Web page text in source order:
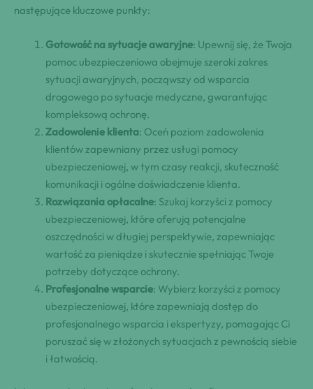
następujące kluczowe punkty:
Gotowość na sytuacje awaryjne: Upewnij się, że Twoja
pomoc ubezpieczeniowa obejmuje szeroki zakres
sytuacji awaryjnych, począwszy od wsparcia
drogowego po sytuacje medyczne, gwarantując
kompleksową ochronę.
Zadowolenie klienta: Oceń poziom zadowolenia
klientów zapewniany przez usługi pomocy
ubezpieczeniowej, w tym czasy reakcji, skuteczność
komunikacji i ogólne doświadczenie klienta.
Rozwiązania opłacalne: Szukaj korzyści z pomocy
ubezpieczeniowej, które oferują potencjalne
oszczędności w długiej perspektywie, zapewniając
wartość za pieniądze i skutecznie spełniając Twoje
potrzeby dotyczące ochrony.
Profesjonalne wsparcie: Wybierz korzyści z pomocy
ubezpieczeniowej, które zapewniają dostęp do
profesjonalnego wsparcia i ekspertyzy, pomagając Ci
poruszać się w złożonych sytuacjach z pewnością siebie
i łatwością.